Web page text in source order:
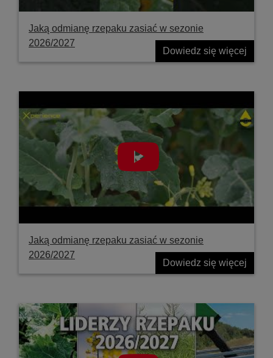
Jaką odmianę rzepaku zasiać w sezonie
2026/2027
Dowiedz się więcej
Jaką odmianę rzepaku zasiać w sezonie
2026/2027
Dowiedz się więcej